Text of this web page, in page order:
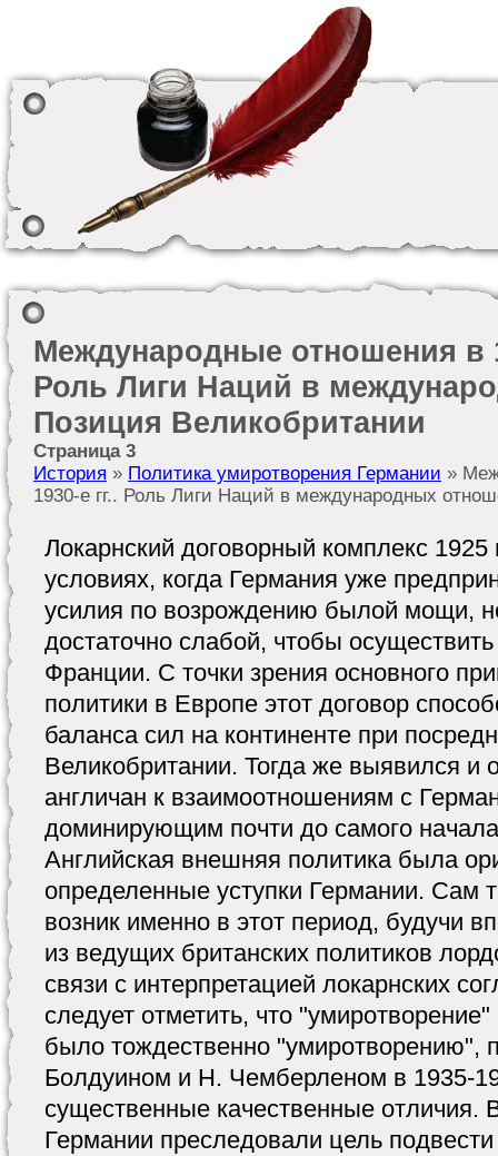
Международные отношения в
Роль Лиги Наций в
Позиция Великобритании
Страница 3
История » Политика умиротворения Германии »
1930-е гг.. Роль Лиги Наций в международных
Локарнский договорный комплекс
условиях, когда Германия уже
усилия по возрождению былой мощи,
достаточно слабой, чтобы
Франции. С точки зрения основного
политики в Европе этот договор
баланса сил на континенте при
Великобритании. Тогда же выявился и
англичан к взаимоотношениям с
доминирующим почти до самого
Английская внешняя политика была
определенные уступки Германии. Сам
возник именно в этот период, будучи
из ведущих британских политиков
связи с интерпретацией локарнских
следует отметить, что
было тождественно "умиротворению",
Болдуином и Н. Чемберленом в 1935-
существенные качественные отличия. В
Германии преследовали цель